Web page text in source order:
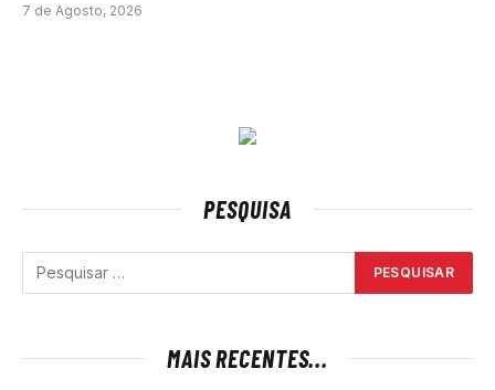
7 de Agosto, 2026
PESQUISA
MAIS RECENTES...